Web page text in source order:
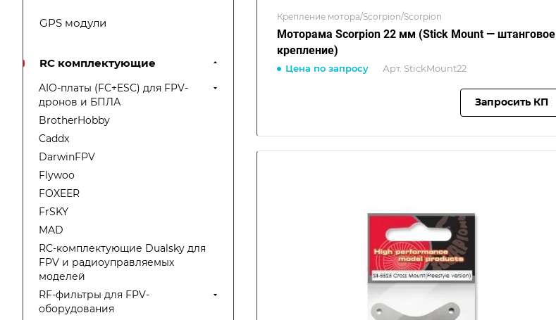
Крепление мотора/Scorpion/Scorpion
Моторама Scorpion 22 мм (Stick Mount — штанговое
крепление)
Цена по запросу Арт. StickMount22
Запросить КП
GPS модули
RC комплектующие
AIO-платы (FC+ESC) для FPV-
дронов и БПЛА
BrotherHobby
Caddx
DarwinFPV
Flywoo
FOXEER
FrSKY
MAD
RC-комплектующие Dualsky для
FPV и радиоуправляемых
моделей
RF-фильтры для FPV-
оборудования